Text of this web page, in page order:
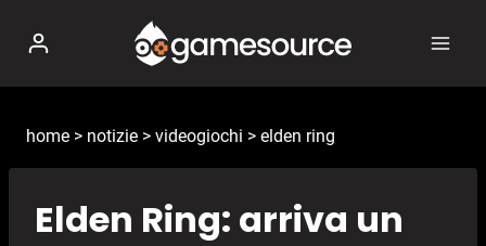
contenuto
home > notizie > videogiochi > elden ring
Elden Ring: arriva un